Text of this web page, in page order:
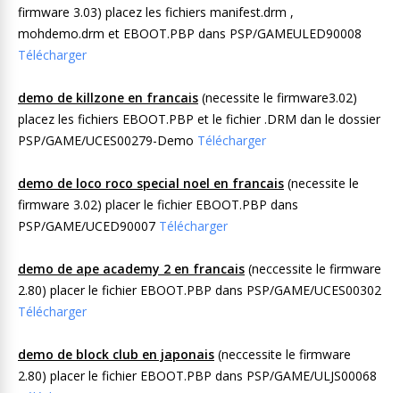
firmware 3.03) placez les fichiers manifest.drm ,
mohdemo.drm et EBOOT.PBP dans PSP/GAMEULED90008
Télécharger
demo de killzone en francais (necessite le firmware3.02)
placez les fichiers EBOOT.PBP et le fichier .DRM dan le dossier
PSP/GAME/UCES00279-Demo Télécharger
demo de loco roco special noel en francais (necessite le
firmware 3.02) placer le fichier EBOOT.PBP dans
PSP/GAME/UCED90007 Télécharger
demo de ape academy 2 en francais (neccessite le firmware
2.80) placer le fichier EBOOT.PBP dans PSP/GAME/UCES00302
Télécharger
demo de block club en japonais (neccessite le firmware
2.80) placer le fichier EBOOT.PBP dans PSP/GAME/ULJS00068